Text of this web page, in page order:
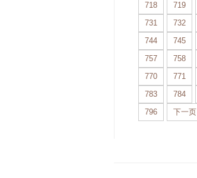
718
719
731
732
744
745
757
758
770
771
783
784
796
下一页